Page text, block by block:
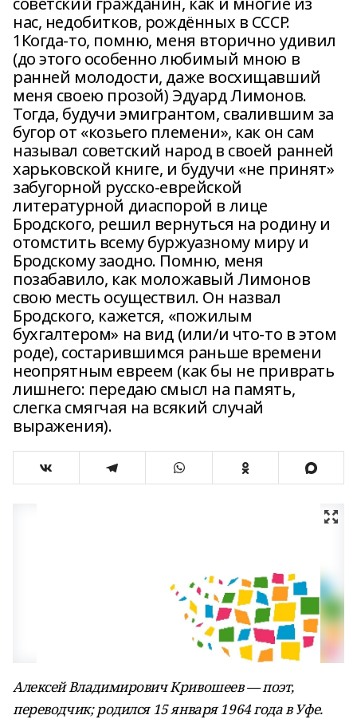
нас, недобитков, рождённых в СССР.
1Когда-то, помню, меня вторично удивил
(до этого особенно любимый мною в
ранней молодости, даже восхищавший
меня своею прозой) Эдуард Лимонов.
Тогда, будучи эмигрантом, свалившим за
бугор от «козьего племени», как он сам
называл советский народ в своей ранней
харьковской книге, и будучи «не принят»
забугорной русско-еврейской
литературной диаспорой в лице
Бродского, решил вернуться на родину и
отомстить всему буржуазному миру и
Бродскому заодно. Помню, меня
позабавило, как моложавый Лимонов
свою месть осуществил. Он назвал
Бродского, кажется, «пожилым
бухгалтером» на вид (или/и что-то в этом
роде), состарившимся раньше времени
неопрятным евреем (как бы не приврать
лишнего: передаю смысл на память,
слегка смягчая на всякий случай
выражения).
Алексей Владимирович Кривошеев — поэт,
переводчик; родился 15 января 1964 года в Уфе.